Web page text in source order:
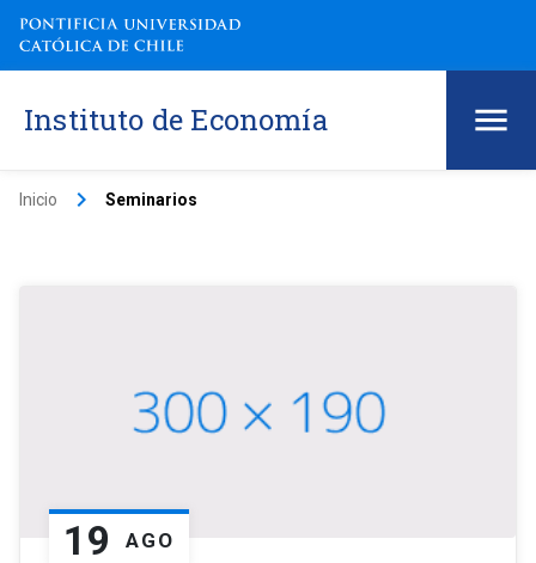
Instituto de Economía
Inicio keyboard_arrow_right Seminarios
19 AGO